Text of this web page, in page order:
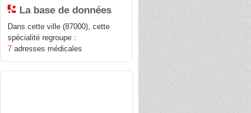
La base de données
Dans cette ville (87000), cette
spécialité regroupe :
7 adresses médicales